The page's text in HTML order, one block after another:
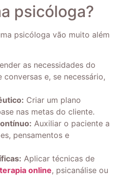
psicóloga?
psicóloga vão muito além
as necessidades do
e, se necessário,
Criar um plano
nas metas do cliente.
Auxiliar o paciente a
pensamentos e
Aplicar técnicas de
terapia online, psicanálise ou